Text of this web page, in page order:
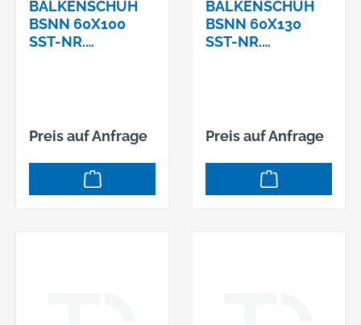
BALKENSCHUH
BSNN 60X100
SST-NR.
Preis auf Anfrage
BALKENSCHUH
BSNN 60X130
SST-NR.
Preis auf Anfrage